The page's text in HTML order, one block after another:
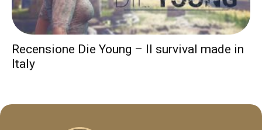
Recensione Die Young – Il survival made in
Italy